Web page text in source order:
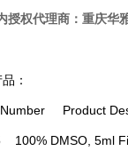
授权代理商： 重庆华
：
Number Product
100% DMSO,